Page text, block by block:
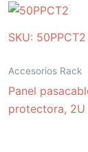
SKU: 50PPCT2
Accesorios Rack
Panel
protectora, 2U